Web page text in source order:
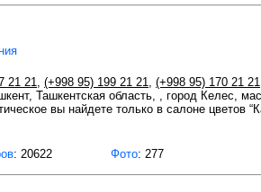
21 21, (+998 95) 199 21 21, (+998 95) 170 21 21
Ташкентская область, , город Келес,
вы найдете только в салоне цветов
: 20622 Фото: 277